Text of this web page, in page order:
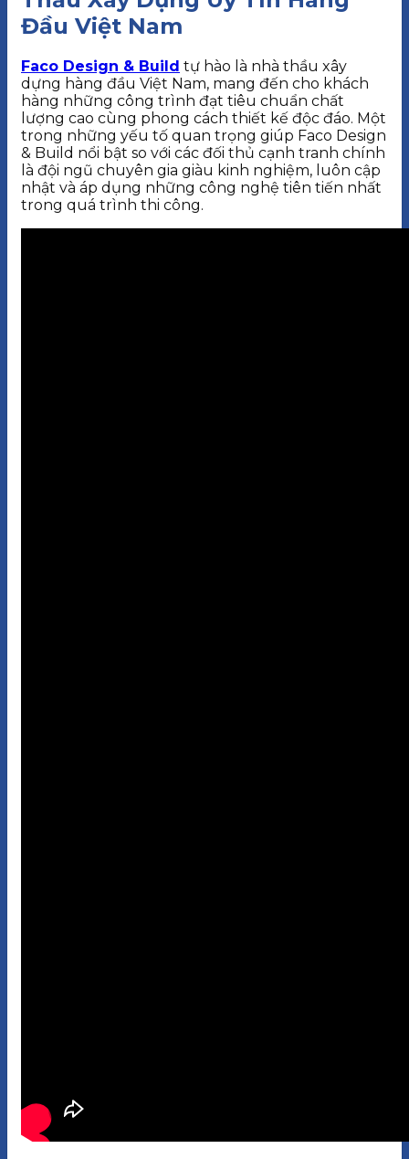
Đầu Việt Nam
Faco Design & Build tự hào là nhà thầu xây
dựng hàng đầu Việt Nam, mang đến cho khách
hàng những công trình đạt tiêu chuẩn chất
lượng cao cùng phong cách thiết kế độc đáo. Một
trong những yếu tố quan trọng giúp Faco Design
& Build nổi bật so với các đối thủ cạnh tranh chính
là đội ngũ chuyên gia giàu kinh nghiệm, luôn cập
nhật và áp dụng những công nghệ tiên tiến nhất
trong quá trình thi công.